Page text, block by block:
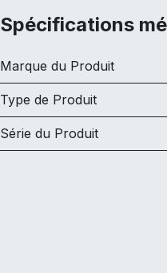
Spécifications
Marque du Produit
Type de Produit
Série du Produit